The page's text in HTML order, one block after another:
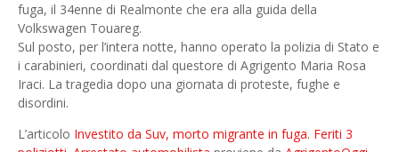
fuga, il 34enne di Realmonte che era alla guida della
Volkswagen Touareg.
Sul posto, per l’intera notte, hanno operato la polizia di Stato e
i carabinieri, coordinati dal questore di Agrigento Maria Rosa
Iraci. La tragedia dopo una giornata di proteste, fughe e
disordini.
L’articolo Investito da Suv, morto migrante in fuga. Feriti 3